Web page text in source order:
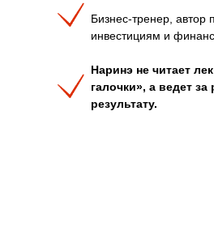
Бизнес-тренер, автор
инвестициям и
Наринэ не читает
галочки», а ведет за
результату.